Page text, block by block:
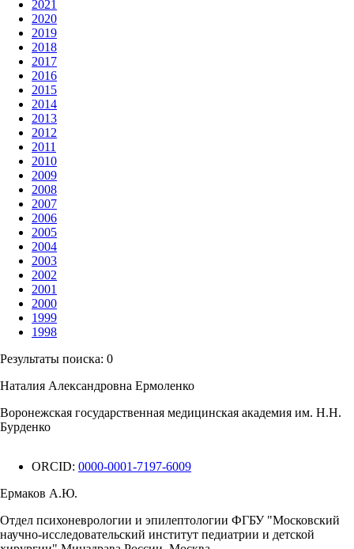
2021
2020
2019
2018
2017
2016
2015
2014
2013
2012
2011
2010
2009
2008
2007
2006
2005
2004
2003
2002
2001
2000
1999
1998
Результаты поиска: 0
Наталия Александровна Ермоленко
Воронежская государственная медицинская академия им. Н.Н.
Бурденко
ORCID: 0000-0001-7197-6009
Ермаков А.Ю.
Отдел психоневрологии и эпилептологии ФГБУ "Московский
научно-исследовательский институт педиатрии и детской